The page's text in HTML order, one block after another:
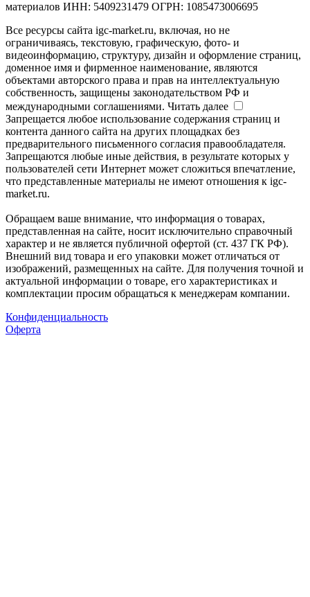
материалов ИНН: 5409231479 ОГРН: 1085473006695
Все ресурсы сайта igc-market.ru, включая, но не
ограничиваясь, текстовую, графическую, фото- и
видеоинформацию, структуру, дизайн и оформление страниц,
доменное имя и фирменное наименование, являются
объектами авторского права и прав на интеллектуальную
собственность, защищены законодательством РФ и
международными соглашениями. Читать далее
Запрещается любое использование содержания страниц и
контента данного сайта на других площадках без
предварительного письменного согласия правообладателя.
Запрещаются любые иные действия, в результате которых у
пользователей сети Интернет может сложиться впечатление,
что представленные материалы не имеют отношения к igc-
market.ru.
Обращаем ваше внимание, что информация о товарах,
представленная на сайте, носит исключительно справочный
характер и не является публичной офертой (ст. 437 ГК РФ).
Внешний вид товара и его упаковки может отличаться от
изображений, размещенных на сайте. Для получения точной и
актуальной информации о товаре, его характеристиках и
комплектации просим обращаться к менеджерам компании.
Конфиденциальность
Оферта